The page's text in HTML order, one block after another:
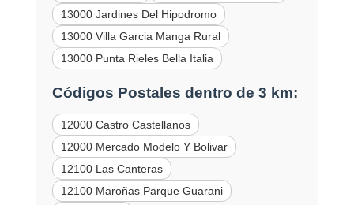
13000 Jardines Del Hipodromo
13000 Villa Garcia Manga Rural
13000 Punta Rieles Bella Italia
Códigos Postales dentro de 3 km:
12000 Castro Castellanos
12000 Mercado Modelo Y Bolivar
12100 Las Canteras
12100 Maroñas Parque Guarani